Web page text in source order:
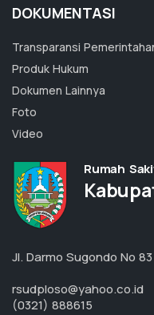
DOKUMENTASI
Transparansi
Produk Hukum
Dokumen Lainnya
Foto
Video
Rumah
Jl. Darmo Sugondo No
rsudploso@yahoo.co.id
(0321) 888615